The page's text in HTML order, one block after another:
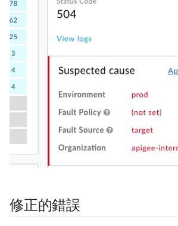
修正的錯誤